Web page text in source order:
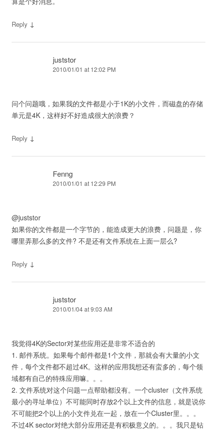
Reply ↓
juststor
2010/01/01 at 12:02 PM
问个问题哦，如果我的文件都是小于1K的小文件，而磁盘的存储
单元是4K，这样好不好造成很大的浪费？
Reply ↓
Fenng
2010/01/01 at 12:29 PM
@juststor
如果你的文件都是一个字节的，能造成更大的浪费，问题是，你
哪里弄那么多的文件? 不是还有文件系统在上面一层么?
Reply ↓
juststor
2010/01/04 at 9:03 AM
我觉得4K的Sector对某些应用还是非常不适合的
1. 邮件系统。如果每个邮件都是1个文件，那就会有大量的小文
件，每个文件都不超过4K。这样的应用我想还有蛮多的，每个领
域都有自己的特殊应用嘛。。。
2. 文件系统对这个问题一点帮助都没有。一个cluster（文件系统
最小的寻址单位）不可能同时存放2个以上文件的信息，就是说你
不可能把2个以上的小文件兑在一起，放在一个Cluster里。。。
不过4K sector对绝大部分应用还是有积极意义的。。。我只是钻